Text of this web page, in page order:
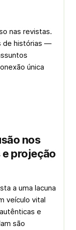
nas revistas.
de histórias —
única
nos
projeção
a uma lacuna
veículo vital
e
são